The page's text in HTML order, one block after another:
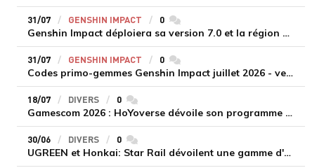
31/07 GENSHIN IMPACT 0commentaires
Genshin Impact déploiera sa version 7.0 et la région de Snezhnaya le 12 août
31/07 GENSHIN IMPACT 0commentaires
Codes primo-gemmes Genshin Impact juillet 2026 - version 7.0
18/07 DIVERS 0commentaires
Gamescom 2026 : HoYoverse dévoile son programme et présente deux nouveaux jeux inédits
30/06 DIVERS 0commentaires
UGREEN et Honkai: Star Rail dévoilent une gamme d'accessoires de recharge en édition limitée